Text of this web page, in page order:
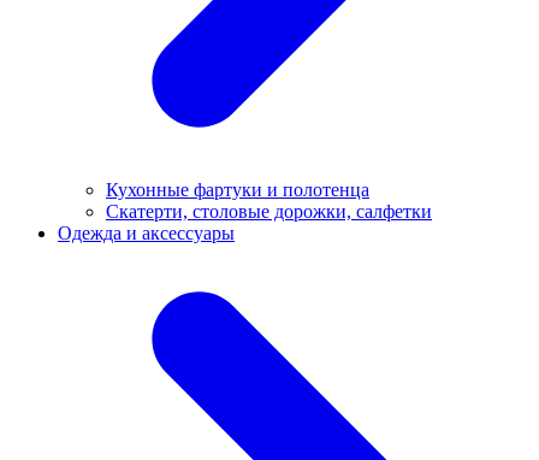
Кухонные фартуки и полотенца
Скатерти, столовые дорожки, салфетки
Одежда и аксессуары